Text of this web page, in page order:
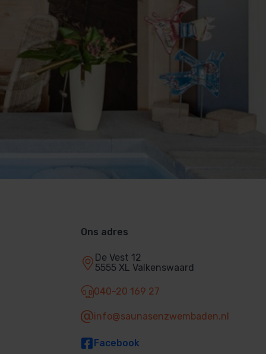
Ons adres
De Vest 12
5555 XL Valkenswaard
040-20 169 27
info@saunasenzwembaden.nl
Facebook